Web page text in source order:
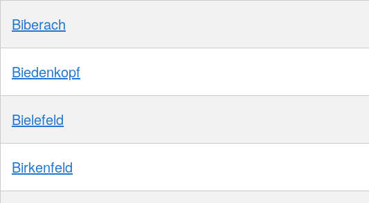
Biberach
Biedenkopf
Bielefeld
Birkenfeld